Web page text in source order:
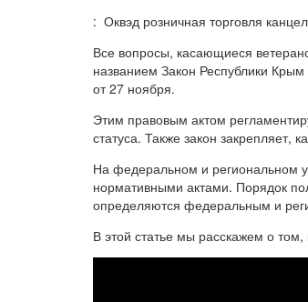
: Оквэд розничная торговля
Все вопросы, касающиеся
названием Закон Республики
от 27 ноября.
Этим правовым актом
статуса. Также закон закрепляет,
На федеральном и региональном
нормативными актами. Порядок
определяются федеральным и
В этой статье мы расскажем о том,